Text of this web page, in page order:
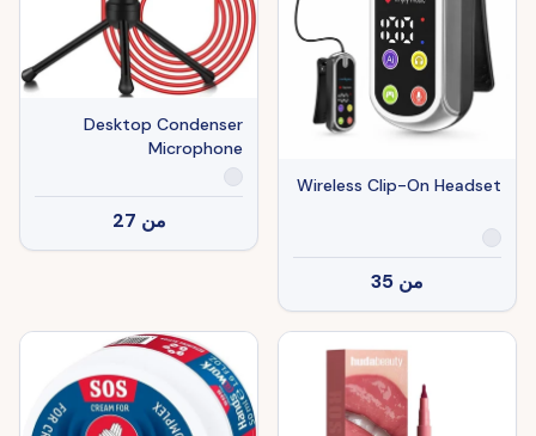
Wireless Clip-On Headset
من 35
Desktop Condenser
Microphone
من 27